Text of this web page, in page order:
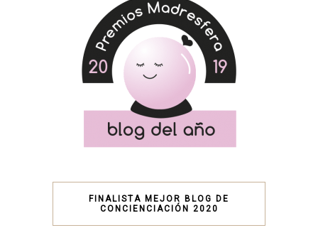
FINALISTA MEJOR BLOG DE
CONCIENCIACIÓN 2020